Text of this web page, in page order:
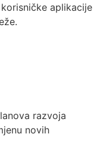
aplikacije
razvoja
novih